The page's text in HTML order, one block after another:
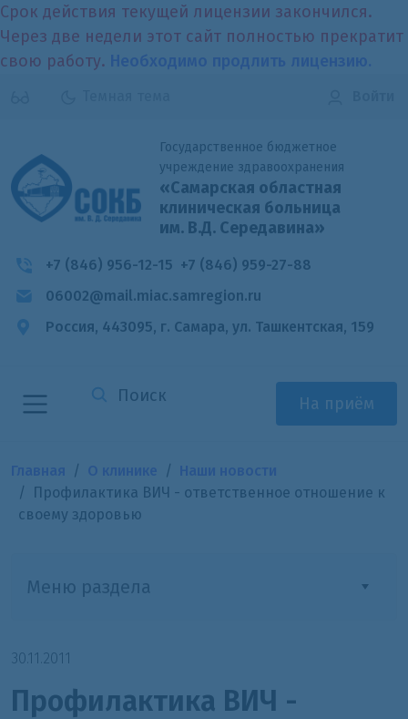
Срок действия текущей лицензии закончился.
Через две недели этот сайт полностью прекратит
свою работу.
Государственное бюджетное
учреждение здравоохранения
«Самарская областная
клиническая больница
им. В.Д. Середавина»
+7 (846) 956-12-15 +7 (846) 959-27-88
06002@mail.miac.samregion.ru
Россия, 443095, г. Самара, ул. Ташкентская, 159
На приём
Профилактика ВИЧ - ответственное отношение к
своему здоровью
Меню раздела
30.11.2011
Профилактика ВИЧ -